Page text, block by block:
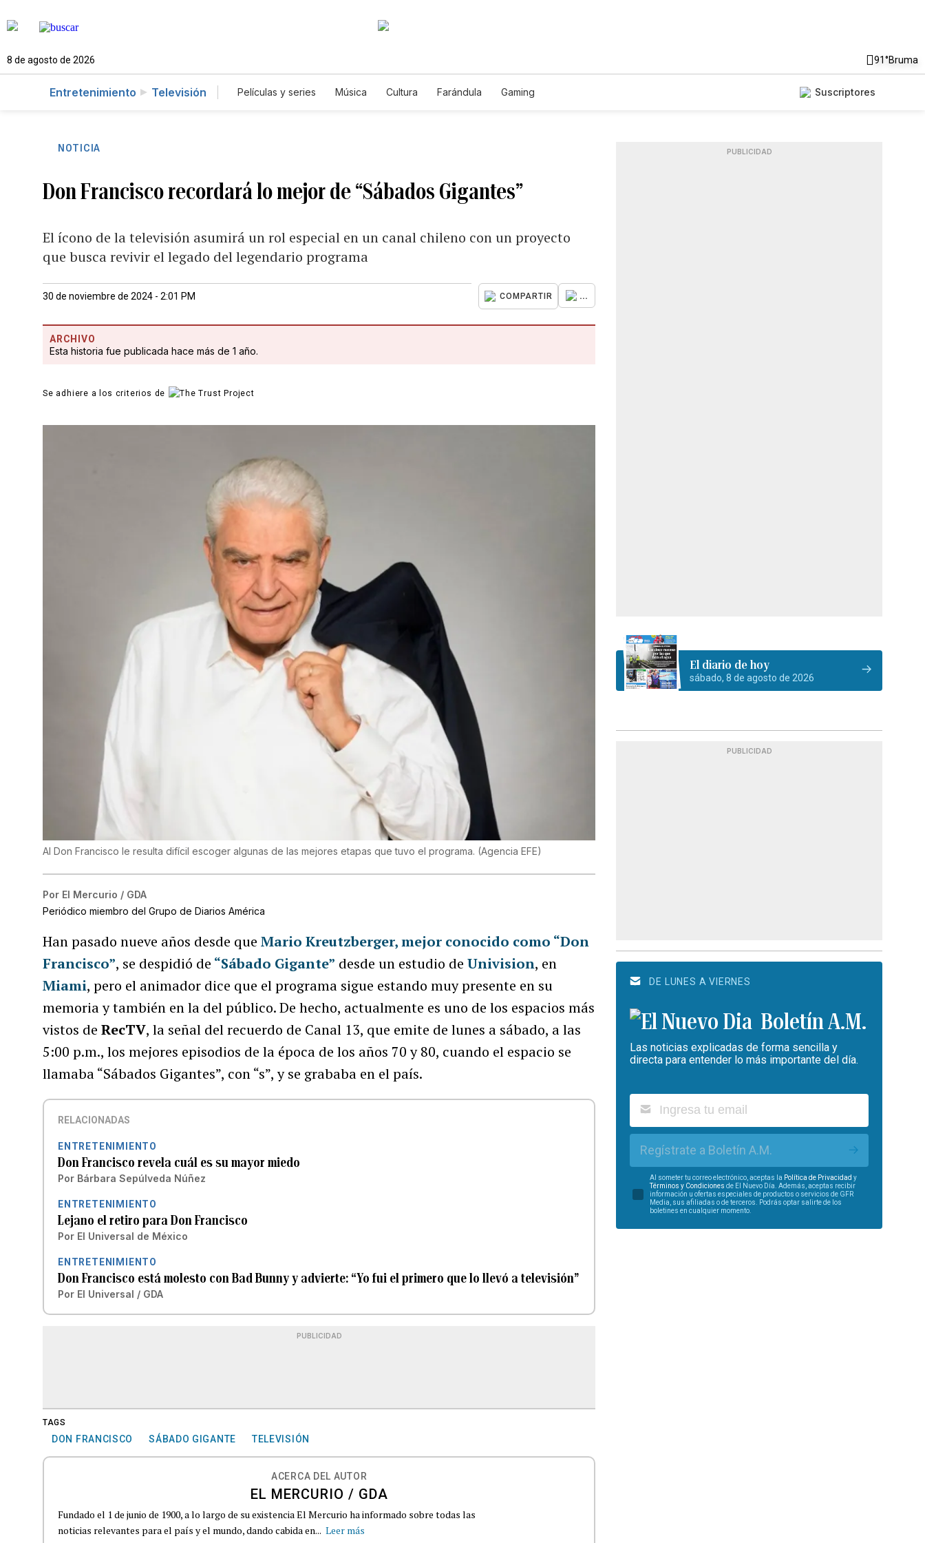
8 de agosto de 2026 91°Bruma
Entretenimiento Televisión Películas y series Música Cultura Farándula Gaming Suscriptores
NOTICIA
Don Francisco recordará lo mejor de “Sábados Gigantes”
El ícono de la televisión asumirá un rol especial en un canal chileno con un proyecto
que busca revivir el legado del legendario programa
30 de noviembre de 2024 - 2:01 PM COMPARTIR ...
ARCHIVO
Esta historia fue publicada hace más de 1 año.
Se adhiere a los criterios de
Al Don Francisco le resulta difícil escoger algunas de las mejores etapas que tuvo el programa. (Agencia EFE)
Por El Mercurio / GDA
Periódico miembro del Grupo de Diarios América
Han pasado nueve años desde queMario Kreutzberger, mejor conocido como “Don
Francisco”, se despidió de “Sábado Gigante” desde un estudio de Univision, en
Miami, pero el animador dice que el programa sigue estando muy presente en su
memoria y también en la del público. De hecho, actualmente es uno de los espacios más
vistos deRecTV, la señal del recuerdo de Canal 13, que emite de lunes a sábado, a las
5:00 p.m., los mejores episodios de la época de los años 70 y 80, cuando el espacio se
llamaba “Sábados Gigantes”, con “s”, y se grababa en el país.
RELACIONADAS
ENTRETENIMIENTO
Don Francisco revela cuál es su mayor miedo
Por Bárbara Sepúlveda Núñez
ENTRETENIMIENTO
Lejano el retiro para Don Francisco
Por El Universal de México
ENTRETENIMIENTO
Don Francisco está molesto con Bad Bunny y advierte: “Yo fui el primero que lo llevó a televisión”
Por El Universal / GDA
PUBLICIDAD
TAGS
DON FRANCISCO SÁBADO GIGANTE TELEVISIÓN
ACERCA DEL AUTOR
EL MERCURIO / GDA
Fundado el 1 de junio de 1900, a lo largo de su existencia El Mercurio ha informado sobre todas las
noticias relevantes para el país y el mundo, dando cabida en... Leer más
PUBLICIDAD
El diario de hoy
sábado, 8 de agosto de 2026
PUBLICIDAD
DE LUNES A VIERNES
Boletín A.M.
Las noticias explicadas de forma sencilla y
directa para entender lo más importante del día.
Regístrate a Boletín A.M.
Al someter tu correo electrónico, aceptas la Política de Privacidad y
Términos y Condiciones de El Nuevo Día. Además, aceptas recibir
información u ofertas especiales de productos o servicios de GFR
Media, sus afiliadas o de terceros. Podrás optar salirte de los
boletines en cualquier momento.